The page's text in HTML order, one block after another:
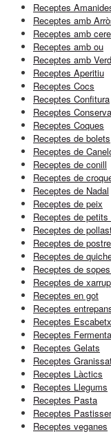
Receptes
Receptes amb
Receptes amb
Receptes amb ou
Receptes amb
Receptes Aperitiu
Receptes Cocs
Receptes Confitura
Receptes Conserva
Receptes Coques
Receptes de bolets
Receptes de
Receptes de conill
Receptes de
Receptes de Nadal
Receptes de peix
Receptes de petits
Receptes de
Receptes de
Receptes de
Receptes de
Receptes de
Receptes en got
Receptes
Receptes Escabetx
Receptes
Receptes Gelats
Receptes
Receptes Làctics
Receptes Llegums
Receptes Pasta
Receptes
Receptes veganes